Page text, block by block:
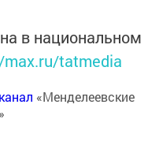
в национальном
tatmedia
«Менделеевские